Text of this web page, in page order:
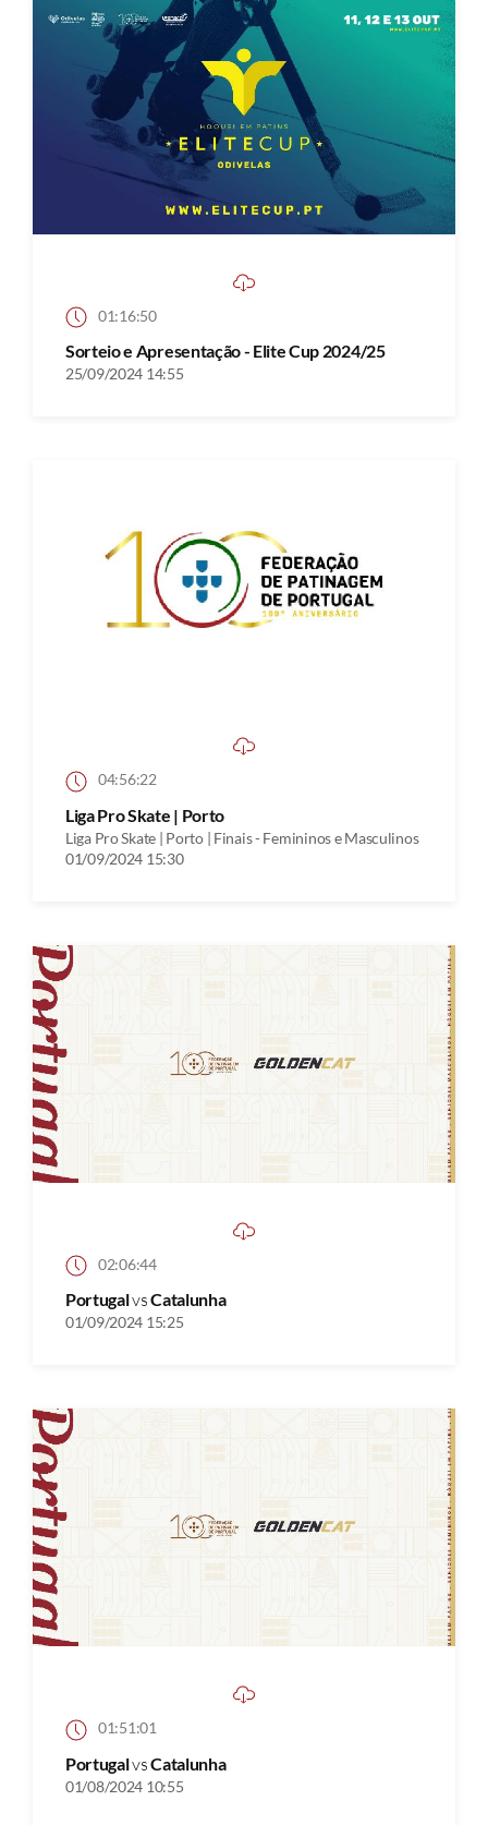
01:16:50
Sorteio e Apresentação - Elite Cup 2024/25
25/09/2024 14:55
04:56:22
Liga Pro Skate | Porto
Liga Pro Skate | Porto | Finais - Femininos e Masculinos
01/09/2024 15:30
02:06:44
PortugalvsCatalunha
01/09/2024 15:25
01:51:01
PortugalvsCatalunha
01/08/2024 10:55